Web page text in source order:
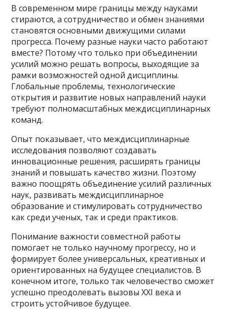
В современном мире границы между науками
стираются, а сотрудничество и обмен знаниями
становятся основными движущими силами
прогресса. Почему разные науки часто работают
вместе? Потому что только при объединении
усилий можно решать вопросы, выходящие за
рамки возможностей одной дисциплины.
Глобальные проблемы, технологические
открытия и развитие новых направлений науки
требуют полномасштабных междисциплинарных
команд.
Опыт показывает, что междисциплинарные
исследования позволяют создавать
инновационные решения, расширять границы
знаний и повышать качество жизни. Поэтому
важно поощрять объединение усилий различных
наук, развивать междисциплинарное
образование и стимулировать сотрудничество
как среди ученых, так и среди практиков.
Понимание важности совместной работы
помогает не только научному прогрессу, но и
формирует более универсальных, креативных и
ориентированных на будущее специалистов. В
конечном итоге, только так человечество сможет
успешно преодолевать вызовы XXI века и
строить устойчивое будущее.